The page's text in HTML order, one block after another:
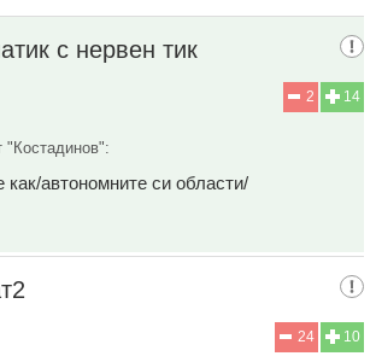
с нервен тик
14
2
"Костадинов":
автономните си области/
10
24